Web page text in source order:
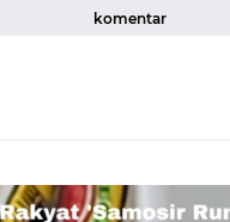
komentar